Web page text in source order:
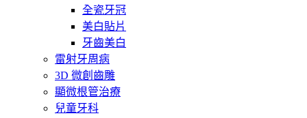
全瓷牙冠
美白貼片
牙齒美白
雷射牙周病
3D 微創齒雕
顯微根管治療
兒童牙科